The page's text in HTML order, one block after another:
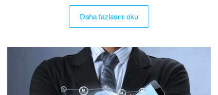
Daha fazlasını oku